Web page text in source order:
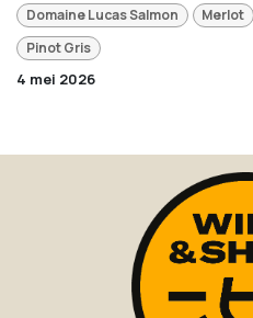
Domaine Lucas Salmon Merlot
Pinot Gris
4 mei 2026